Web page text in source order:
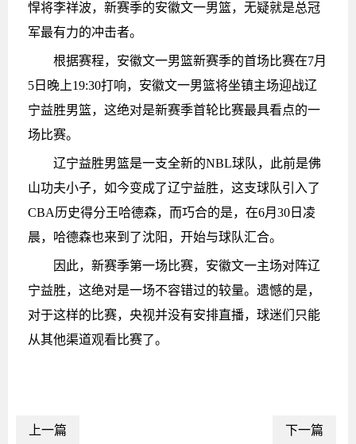
悍将李祥波，新赛季的安徽文一男篮，无疑就是总冠
军最有力的冲击者。
根据赛程，安徽文一男篮新赛季的首场比赛在7月
5日晚上19:30打响，安徽文一男篮将坐镇主场迎战辽
宁益胜男篮，这绝对是新赛季首轮比赛最具看点的一
场比赛。
辽宁益胜男篮是一支全新的NBL球队，此前是佛
山功夫小子，如今变成了辽宁益胜，这支球队引入了
CBA历史得分王哈德森，而巧合的是，在6月30日凌
晨，哈德森也来到了沈阳，开始与球队汇合。
因此，新赛季第一场比赛，安徽文一主场对阵辽
宁益胜，这绝对是一场不容错过的较量。遗憾的是，
对于这样的比赛，央视并没有安排直播，球迷们只能
从其他渠道观看比赛了。
上一篇 下一篇